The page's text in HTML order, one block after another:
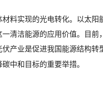
料实现的光电转化。以太阳
清洁能源的应用价值。目前
产业是促进我国能源结构转
中和目标的重要举措。